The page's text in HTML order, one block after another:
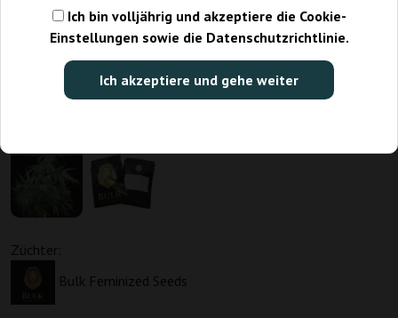
Ich bin volljährig und akzeptiere die Cookie-
Einstellungen sowie die Datenschutzrichtlinie.
Ich akzeptiere und gehe weiter
Züchter:
Bulk Feminized Seeds